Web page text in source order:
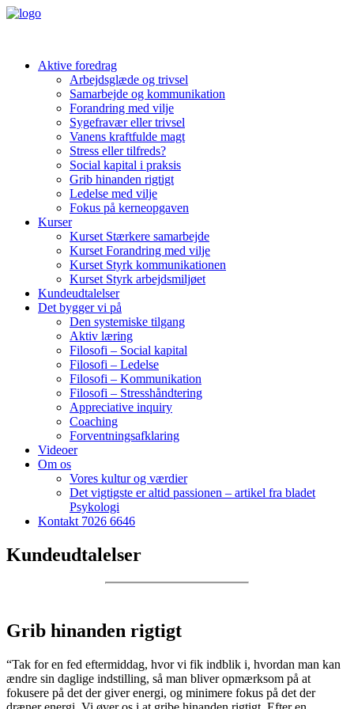
Aktive foredrag
Arbejdsglæde og trivsel
Samarbejde og kommunikation
Forandring med vilje
Sygefravær eller trivsel
Vanens kraftfulde magt
Stress eller tilfreds?
Social kapital i praksis
Grib hinanden rigtigt
Ledelse med vilje
Fokus på kerneopgaven
Kurser
Kurset Stærkere samarbejde
Kurset Forandring med vilje
Kurset Styrk kommunikationen
Kurset Styrk arbejdsmiljøet
Kundeudtalelser
Det bygger vi på
Den systemiske tilgang
Aktiv læring
Filosofi – Social kapital
Filosofi – Ledelse
Filosofi – Kommunikation
Filosofi – Stresshåndtering
Appreciative inquiry
Coaching
Forventningsafklaring
Videoer
Om os
Vores kultur og værdier
Det vigtigste er altid passionen – artikel fra bladet
Psykologi
Kontakt 7026 6646
Kundeudtalelser
Grib hinanden rigtigt
“Tak for en fed eftermiddag, hvor vi fik indblik i, hvordan man kan
ændre sin daglige indstilling, så man bliver opmærksom på at
fokusere på det der giver energi, og minimere fokus på det der